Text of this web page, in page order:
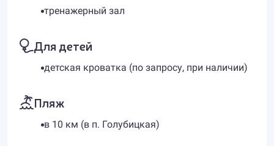
тренажерный зал
Для детей
детская кроватка (по запросу, при наличии)
Пляж
в 10 км (в п. Голубицкая​)